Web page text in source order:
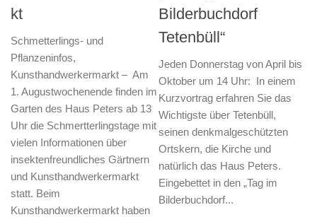
kt
Schmetterlings- und
Pflanzeninfos,
Kunsthandwerkermarkt – Am
1. Augustwochenende finden im
Garten des Haus Peters ab 13
Uhr die Schmertterlingstage mit
vielen Informationen über
insektenfreundliches Gärtnern
und Kunsthandwerkermarkt
statt. Beim
Kunsthandwerkermarkt haben
Bilderbuchdorf
Tetenbüll“
Jeden Donnerstag von April bis
Oktober um 14 Uhr: In einem
Kurzvortrag erfahren Sie das
Wichtigste über Tetenbüll,
seinen denkmalgeschützten
Ortskern, die Kirche und
natürlich das Haus Peters.
Eingebettet in den „Tag im
Bilderbuchdorf...